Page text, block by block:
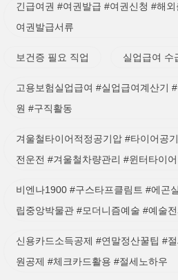
긴급여권 #여권발급 #여권신청 #해
여권발급서류
보건증 필요 직업 실업급여 수
고용보험실업급여 #실업급여계산기
원 #구직활동
겨울철타이어적정공기압 #타이어공
전운전 #겨울철차량관리 #윈터타이
비엔나1900 #구스타프클림트 #에곤
립중앙박물관 #모더니즘예술 #예술전
신용카드소득공제 #연말정산꿀팁 #
원공제 #체크카드활용 #절세노하우